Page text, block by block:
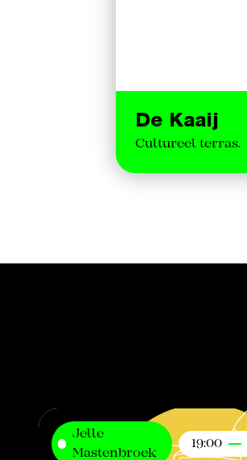
De Kaaij
Cultureel terras.
Jelle
Mastenbroek
19:00